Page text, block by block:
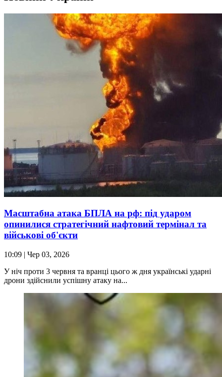
Масштабна атака БПЛА на рф: під ударом
опинилися стратегічний нафтовий термінал та
військові об'єкти
10:09 | Чер 03, 2026
У ніч проти 3 червня та вранці цього ж дня українські ударні
дрони здійснили успішну атаку на...